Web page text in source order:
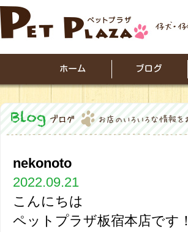
nekonoto
2022.09.21
こんにちは
ペットプラザ板宿本店です！